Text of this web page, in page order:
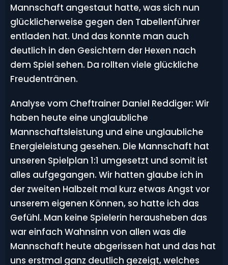
Mannschaft angestaut hatte, was sich nun
glücklicherweise gegen den Tabellenführer
entladen hat. Und das konnte man auch
deutlich in den Gesichtern der Hexen nach
dem Spiel sehen. Da rollten viele glückliche
Freudentränen.
Analyse vom Cheftrainer Daniel Reddiger: Wir
haben heute eine unglaubliche
Mannschaftsleistung und eine unglaubliche
Energieleistung gesehen. Die Mannschaft hat
unseren Spielplan 1:1 umgesetzt und somit ist
alles aufgegangen. Wir hatten glaube ich in
der zweiten Halbzeit mal kurz etwas Angst vor
unserem eigenen Können, so hatte ich das
Gefühl. Man keine Spielerin herausheben das
war einfach Wahnsinn von allen was die
Mannschaft heute abgerissen hat und das hat
uns erstmal ganz deutlich gezeigt, welches